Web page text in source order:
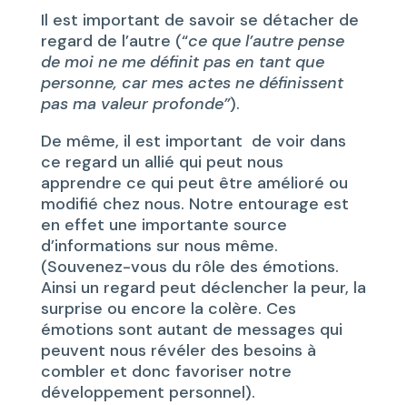
Il est important de savoir se détacher de
regard de l’autre (“ce que l’autre pense
de moi ne me définit pas en tant que
personne, car mes actes ne définissent
pas ma valeur profonde”).
De même, il est important de voir dans
ce regard un allié qui peut nous
apprendre ce qui peut être amélioré ou
modifié chez nous. Notre entourage est
en effet une importante source
d’informations sur nous même.
(Souvenez-vous du rôle des émotions.
Ainsi un regard peut déclencher la peur, la
surprise ou encore la colère. Ces
émotions sont autant de messages qui
peuvent nous révéler des besoins à
combler et donc favoriser notre
développement personnel).